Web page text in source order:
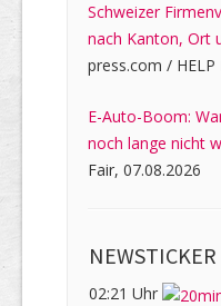
Schweizer
nach Kanton, Ort
press.com / HELP
E-Auto-Boom:
noch lange nicht
Fair, 07.08.2026
NEWSTICKER
02:21 Uhr